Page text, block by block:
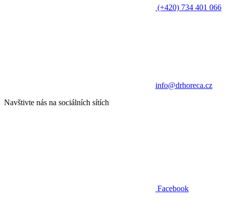
(+420) 734 401 066
info@drhoreca.cz
Navštivte nás na sociálních sítích
Facebook